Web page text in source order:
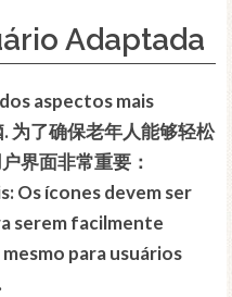
Adaptada
aspectos mais
为了确保老年人能够轻松
界面非常重要：
: Os ícones devem ser
serem facilmente
para usuários
.